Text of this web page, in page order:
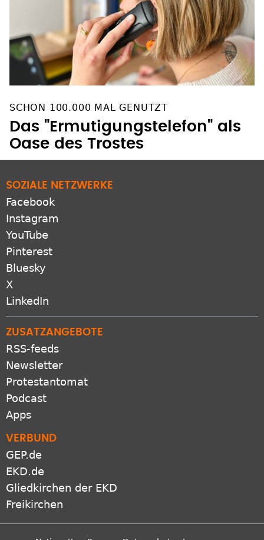
SCHON 100.000 MAL GENUTZT
Das "Ermutigungstelefon" als
Oase des Trostes
SOZIALE NETZWERKE
Facebook
Instagram
YouTube
Pinterest
Bluesky
X
LinkedIn
ZUSATZANGEBOTE
RSS-feeds
Newsletter
Protestantomat
Podcast
Apps
VERBUND
GEP.de
EKD.de
Gliedkirchen der EKD
Freikirchen